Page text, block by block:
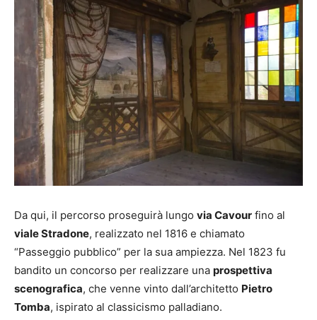
Da qui, il percorso proseguirà lungo via Cavour fino al
viale Stradone, realizzato nel 1816 e chiamato
“Passeggio pubblico” per la sua ampiezza. Nel 1823 fu
bandito un concorso per realizzare una prospettiva
scenografica, che venne vinto dall’architetto Pietro
Tomba, ispirato al classicismo palladiano.